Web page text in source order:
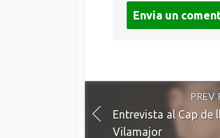
PREV
Entrevista al Cap de
Vilamajor